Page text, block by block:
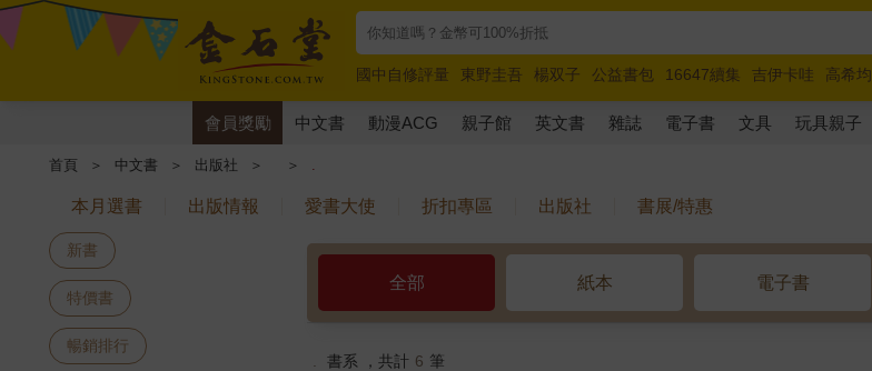
國中自修評量 東野圭吾 楊双子 公益書包 16647續集 吉伊卡哇 高希均
唯紅花綻放
奧德賽 路邊攤新作 馬斯克 玩具總動員5 超慢跑
會員獎勵 中文書 動漫ACG 親子館 英文書 雜誌 電子書 文具 玩具親子
首頁 ＞ 中文書 ＞ 出版社 ＞ ＞ .
本月選書 出版情報 愛書大使 折扣專區 出版社 書展/特惠
新書
特價書
暢銷排行
全部 紙本 電子書
書系 ，共計 6 筆